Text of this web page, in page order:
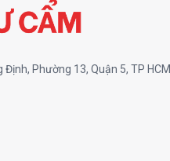
Định, Phường 13, Quận 5, TP HCM